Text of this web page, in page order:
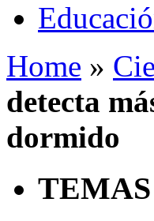
Home »
detecta
dormido
TEMAS